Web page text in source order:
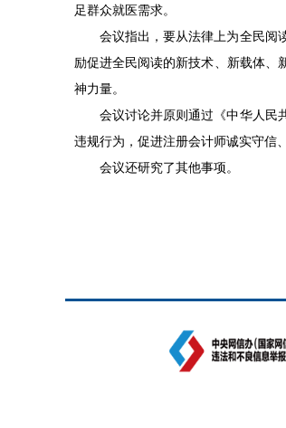
足群众就医需求。
会议指出，要从法律上为全民阅
励促进全民阅读的新技术、新载体、
神力量。
会议讨论并原则通过《中华人民
违规行为，促进注册会计师诚实守信
会议还研究了其他事项。